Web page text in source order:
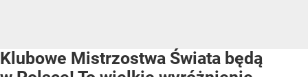
Klubowe Mistrzostwa Świata będą